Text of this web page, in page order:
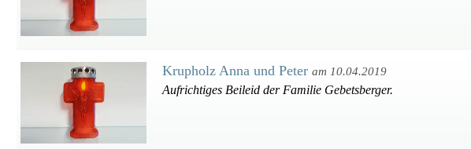
Krupholz Anna und Peter am 10.04.2019
Aufrichtiges Beileid der Familie Gebetsberger.